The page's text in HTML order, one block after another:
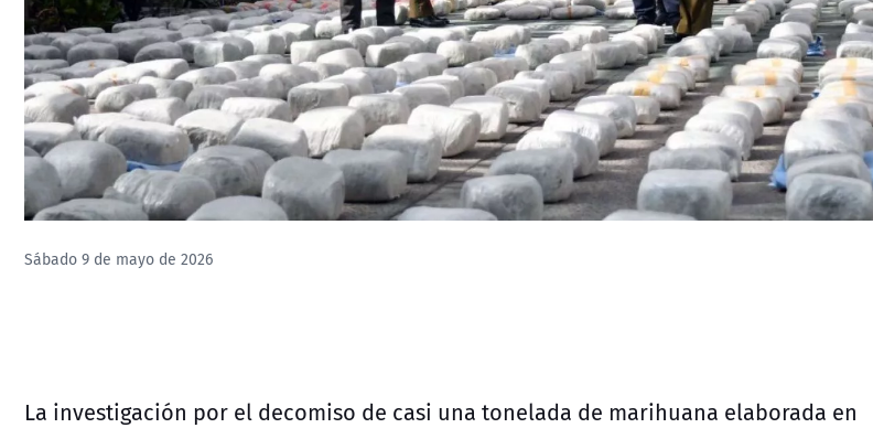
Sábado 9 de mayo de 2026
La investigación por el decomiso de casi una tonelada de marihuana elaborada en